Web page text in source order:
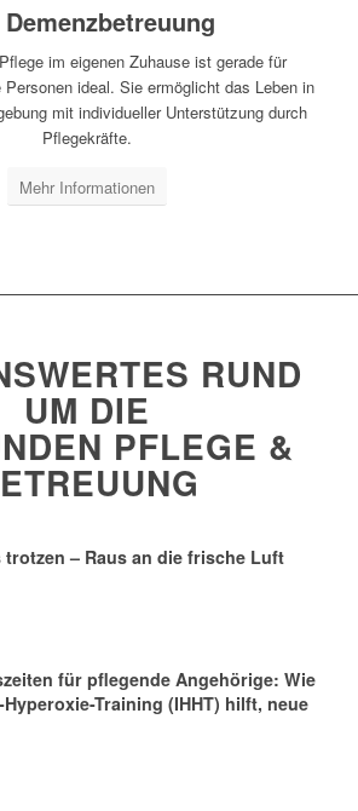
Demenzbetreuung
im eigenen Zuhause ist gerade für
ideal. Sie ermöglicht das Leben in
mit individueller Unterstützung durch
Pflegekräfte.
Mehr Informationen
RUND
UM DIE
PFLEGE &
trotzen – Raus an die frische Luft
für pflegende Angehörige: Wie
Training (IHHT) hilft, neue